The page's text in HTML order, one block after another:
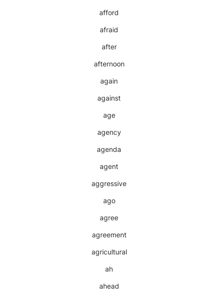
afford
afraid
after
afternoon
again
against
age
agency
agenda
agent
aggressive
ago
agree
agreement
agricultural
ah
ahead